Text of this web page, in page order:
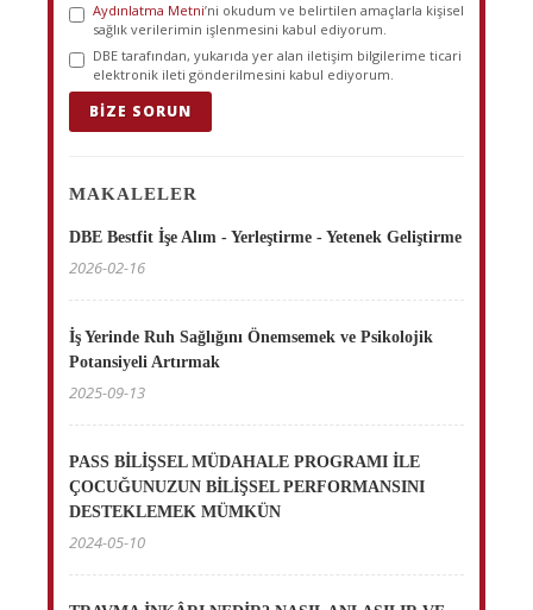
Aydınlatma Metni’ni okudum ve belirtilen amaçlarla kişisel
sağlık verilerimin işlenmesini kabul ediyorum.
DBE tarafından, yukarıda yer alan iletişim bilgilerime ticari
elektronik ileti gönderilmesini kabul ediyorum.
BIZE SORUN
MAKALELER
DBE Bestfit İşe Alım - Yerleştirme - Yetenek Geliştirme
2026-02-16
İş Yerinde Ruh Sağlığını Önemsemek ve Psikolojik
Potansiyeli Artırmak
2025-09-13
PASS BİLİŞSEL MÜDAHALE PROGRAMI İLE
ÇOCUĞUNUZUN BİLİŞSEL PERFORMANSINI
DESTEKLEMEK MÜMKÜN
2024-05-10